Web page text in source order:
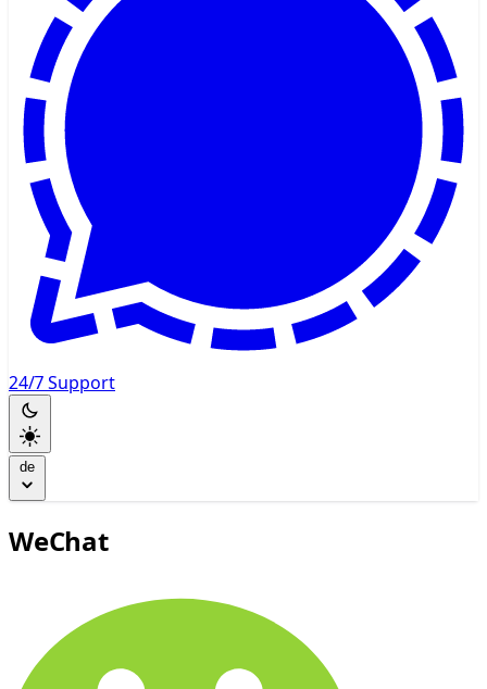
24/7 Support
de
WeChat